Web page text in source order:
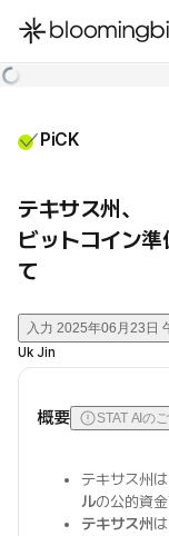
한국어
PiCK
テキサス州、
ビットコイン
て
入力 2025年06月23日
Uk Jin
概要 STAT AIの
テキサス州は
ルの公的資
テキサス州